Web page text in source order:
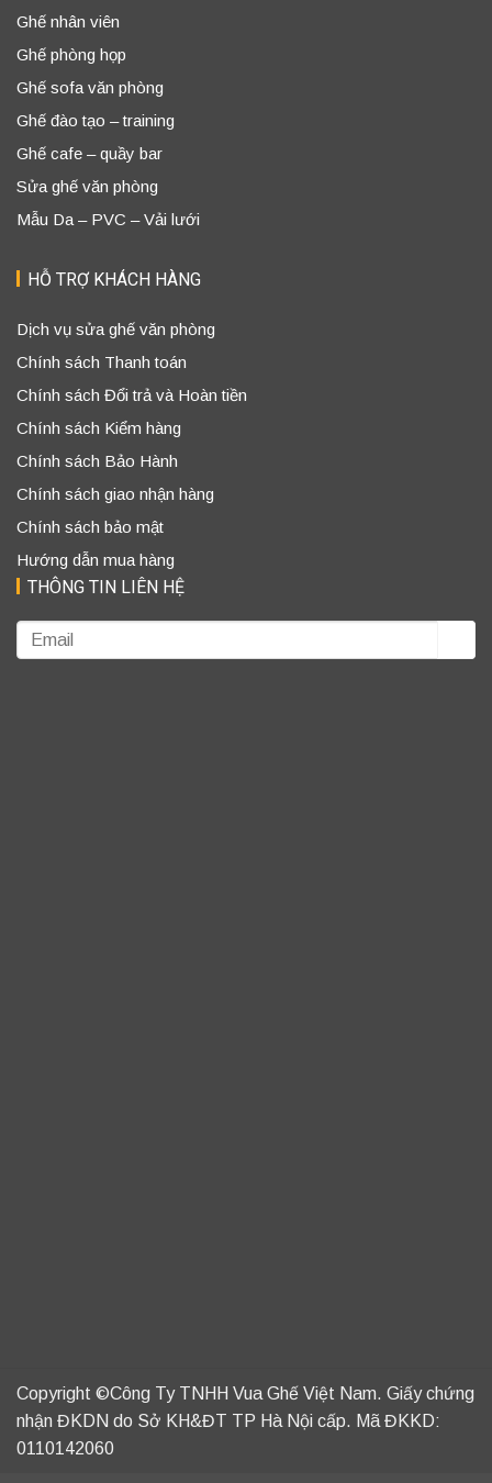
Ghế nhân viên
Ghế phòng họp
Ghế sofa văn phòng
Ghế đào tạo – training
Ghế cafe – quầy bar
Sửa ghế văn phòng
Mẫu Da – PVC – Vải lưới
HỖ TRỢ KHÁCH HÀNG
Dịch vụ sửa ghế văn phòng
Chính sách Thanh toán
Chính sách Đổi trả và Hoàn tiền
Chính sách Kiểm hàng
Chính sách Bảo Hành
Chính sách giao nhận hàng
Chính sách bảo mật
Hướng dẫn mua hàng
THÔNG TIN LIÊN HỆ
Copyright ©Công Ty TNHH Vua Ghế Việt Nam. Giấy chứng
nhận ĐKDN do Sở KH&ĐT TP Hà Nội cấp. Mã ĐKKD:
0110142060